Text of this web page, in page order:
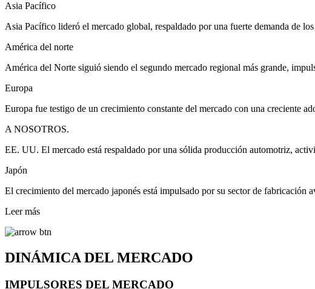
Asia Pacífico
Asia Pacífico lideró el mercado global, respaldado por una fuerte demanda de
América del norte
América del Norte siguió siendo el segundo mercado regional más grande,
Europa
Europa fue testigo de un crecimiento constante del mercado con una creciente
A NOSOTROS.
EE. UU. El mercado está respaldado por una sólida producción automotriz,
Japón
El crecimiento del mercado japonés está impulsado por su sector de
Leer más
DINÁMICA DEL MERCADO
IMPULSORES DEL MERCADO